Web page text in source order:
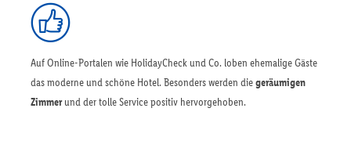
Auf Online-Portalen wie HolidayCheck und Co. loben ehemalige Gäste
das moderne und schöne Hotel. Besonders werden diegeräumigen
Zimmerund der tolle Service positiv hervorgehoben.